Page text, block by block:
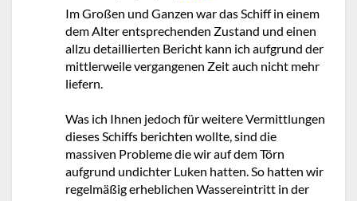
Im Großen und Ganzen war das Schiff in einem
dem Alter entsprechenden Zustand und einen
allzu detaillierten Bericht kann ich aufgrund der
mittlerweile vergangenen Zeit auch nicht mehr
liefern.
Was ich Ihnen jedoch für weitere Vermittlungen
dieses Schiffs berichten wollte, sind die
massiven Probleme die wir auf dem Törn
aufgrund undichter Luken hatten. So hatten wir
regelmäßig erheblichen Wassereintritt in der